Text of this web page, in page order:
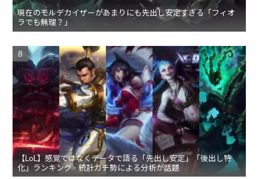
現在のモルデカイザーがあまりにも先出し安定すぎる「フィオ
ラでも無理？」
【LoL】感覚ではなくデータで語る「先出し安定」「後出し特
化」ランキング - 統計ガチ勢による分析が話題